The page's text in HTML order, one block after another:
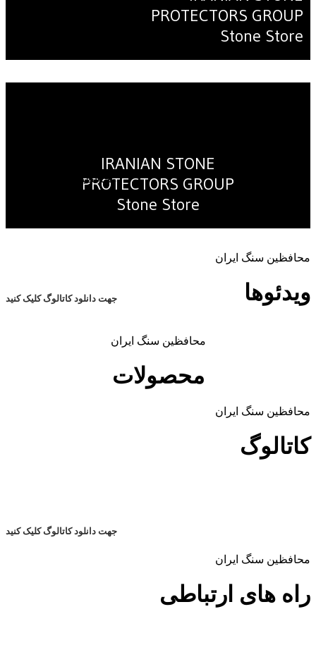
PROTECTORS GROUP
Stone Store
IRANIAN STONE
PROTECTORS GROUP
Stone Store
محافظین سنگ ایران
ویدئوها
محافظین سنگ ایران
جهت دانلود کاتالوگ کلیک کنید
محافظین سنگ ایران
محصولات
محافظین سنگ ایران
کاتالوگ
جهت دانلود کاتالوگ کلیک کنید
محافظین سنگ ایران
راه های ارتباطی